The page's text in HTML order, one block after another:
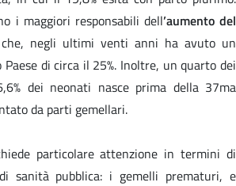
i maggiori responsabili dell’aumento del
che, negli ultimi venti anni ha avuto un
di circa il 25%. Inoltre, un quarto dei
dei neonati nasce prima della 37ma
da parti gemellari.
particolare attenzione in termini di
sanità pubblica: i gemelli prematuri, e